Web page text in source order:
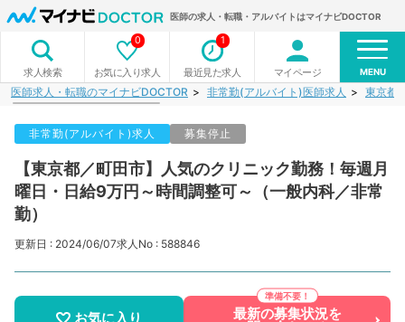
医師の求人・転職・アルバイトはマイナビDOCTOR
求人検索 お気に入り求人
0
最近見た求人
1
マイページ MENU
医師求人・転職のマイナビDOCTOR 非常勤(アルバイト)医師求人 東京都
非常勤(アルバイト)求人 募集停止
【東京都／町田市】人気のクリニック勤務！毎週月
曜日・日給9万円～時間調整可～（一般内科／非常
勤）
更新日 : 2024/06/07求人No : 588846
お気に入り 最新の募集状況を